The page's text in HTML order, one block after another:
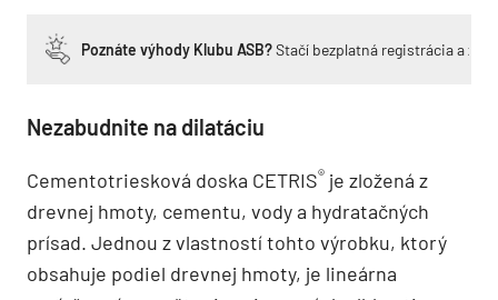
Poznáte výhody Klubu ASB?Stačí bezplatná registrácia a
Nezabudnite na dilatáciu
Cementotriesková doska CETRIS® je zložená z
drevnej hmoty, cementu, vody a hydratačných
prísad. Jednou z vlastností tohto výrobku, ktorý
obsahuje podiel drevnej hmoty, je lineárna